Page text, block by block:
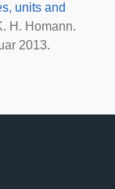
units and
H. Homann.
2013.